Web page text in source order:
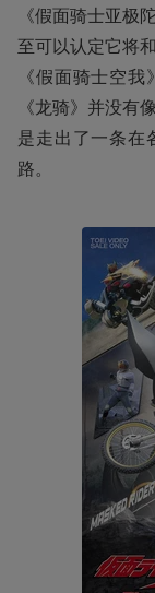
《假面骑士亚极
至可以认定它将
《假面骑士空
《龙骑》并没有
是走出了一条在
路。